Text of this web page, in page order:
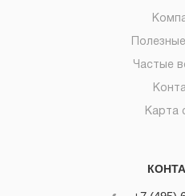
Частые
Карта